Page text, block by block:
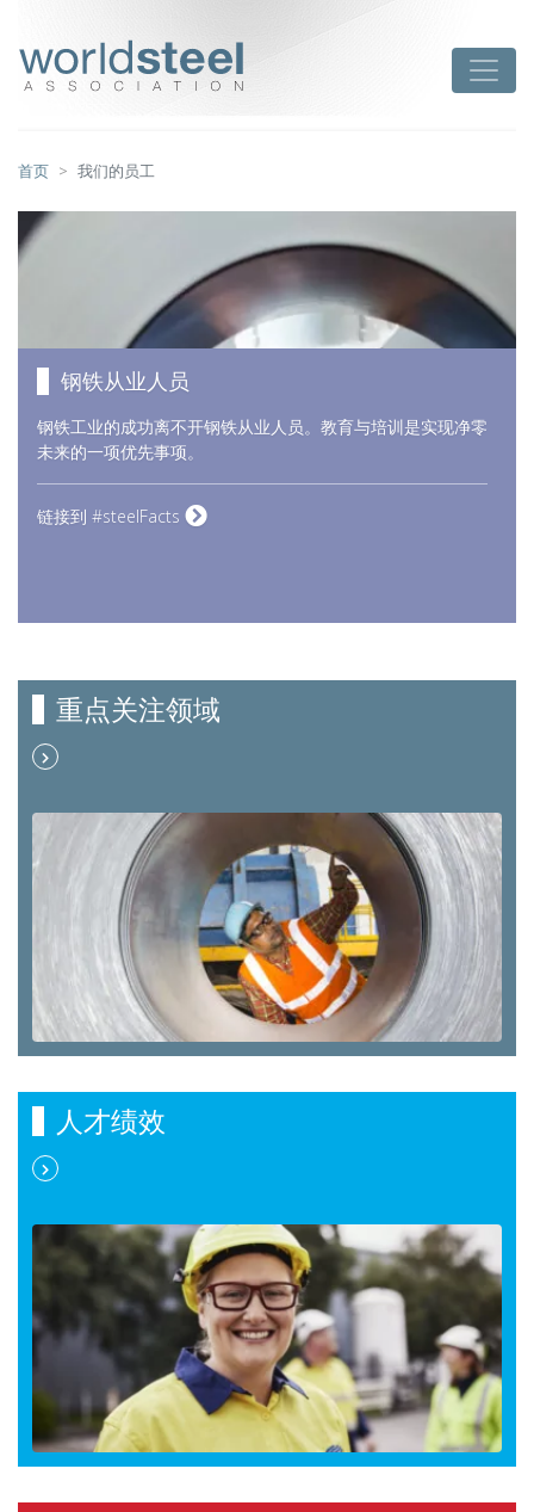
首页 我们的员工
钢铁从业人员
钢铁工业的成功离不开钢铁从业人员。教育与培训是实现净零
未来的一项优先事项。
链接到 #steelFacts
重点关注领域
人才绩效